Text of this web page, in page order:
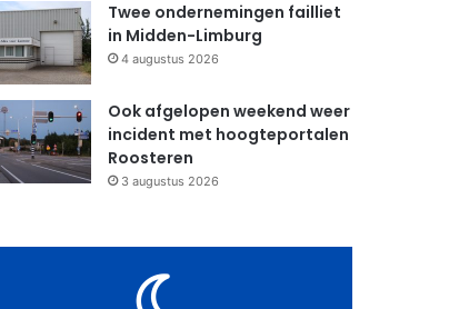
Twee ondernemingen failliet
in Midden-Limburg
4 augustus 2026
Ook afgelopen weekend weer
incident met hoogteportalen
Roosteren
3 augustus 2026